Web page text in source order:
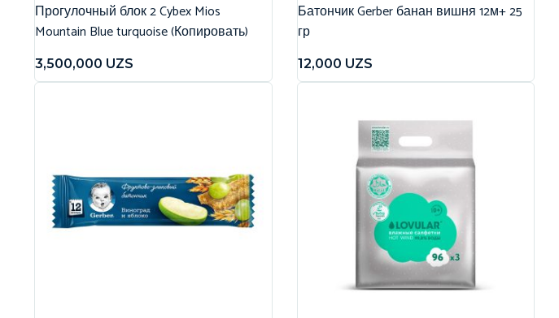
Прогулочный блок 2 Cybex Mios
Mountain Blue turquoise (Копировать)
3,500,000 UZS
Батончик Gerber банан вишня 12м+ 25
гр
12,000 UZS